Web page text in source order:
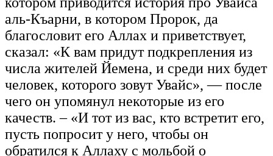
аль-Къарни, в котором Пророк, да
благословит его Аллах и приветствует,
сказал: «К вам придут подкрепления из
числа жителей Йемена, и среди них будет
человек, которого зовут Увайс», — после
чего он упомянул некоторые из его
качеств. – «И тот из вас, кто встретит его,
пусть попросит у него, чтобы он
обратился к Аллаху с мольбой о